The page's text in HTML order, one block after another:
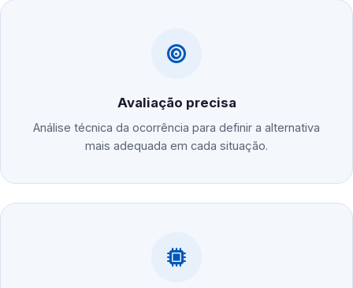
Avaliação precisa
Análise técnica da ocorrência para definir a alternativa
mais adequada em cada situação.